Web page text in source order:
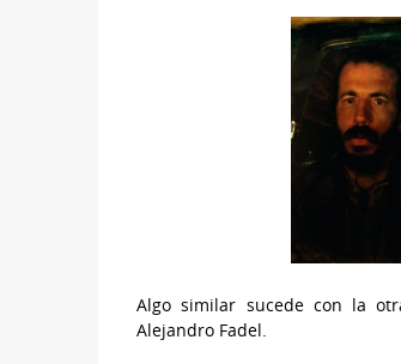
Algo similar sucede con la
Alejandro Fadel.